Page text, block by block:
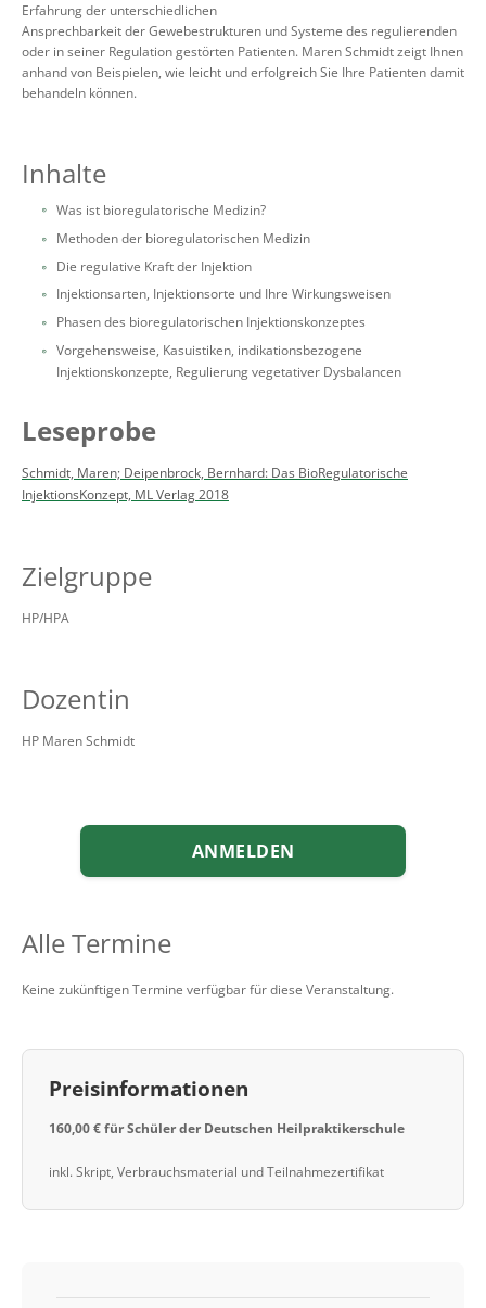
Erfahrung der unterschiedlichen
Ansprechbarkeit der Gewebestrukturen und Systeme des regulierenden
oder in seiner Regulation gestörten Patienten. Maren Schmidt zeigt Ihnen
anhand von Beispielen, wie leicht und erfolgreich Sie Ihre Patienten damit
behandeln können.
Inhalte
Was ist bioregulatorische Medizin?
Methoden der bioregulatorischen Medizin
Die regulative Kraft der Injektion
Injektionsarten, Injektionsorte und Ihre Wirkungsweisen
Phasen des bioregulatorischen Injektionskonzeptes
Vorgehensweise, Kasuistiken, indikationsbezogene
Injektionskonzepte, Regulierung vegetativer Dysbalancen
Leseprobe
Schmidt, Maren; Deipenbrock, Bernhard: Das BioRegulatorische
InjektionsKonzept, ML Verlag 2018
Zielgruppe
HP/HPA
Dozentin
HP Maren Schmidt
ANMELDEN
Alle Termine
Keine zukünftigen Termine verfügbar für diese Veranstaltung.
Preisinformationen
160,00 € für Schüler der Deutschen Heilpraktikerschule
inkl. Skript, Verbrauchsmaterial und Teilnahmezertifikat